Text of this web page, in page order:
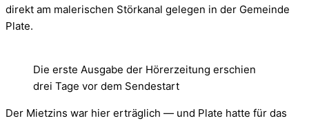
direkt am male­ri­schen Stör­ka­nal gele­gen in der Gemeinde
Plate.
Die erste Ausgabe der Hörerzeitung erschien
drei Tage vor dem Sendestart
Der Miet­zins war hier erträg­lich — und Plate hatte für das